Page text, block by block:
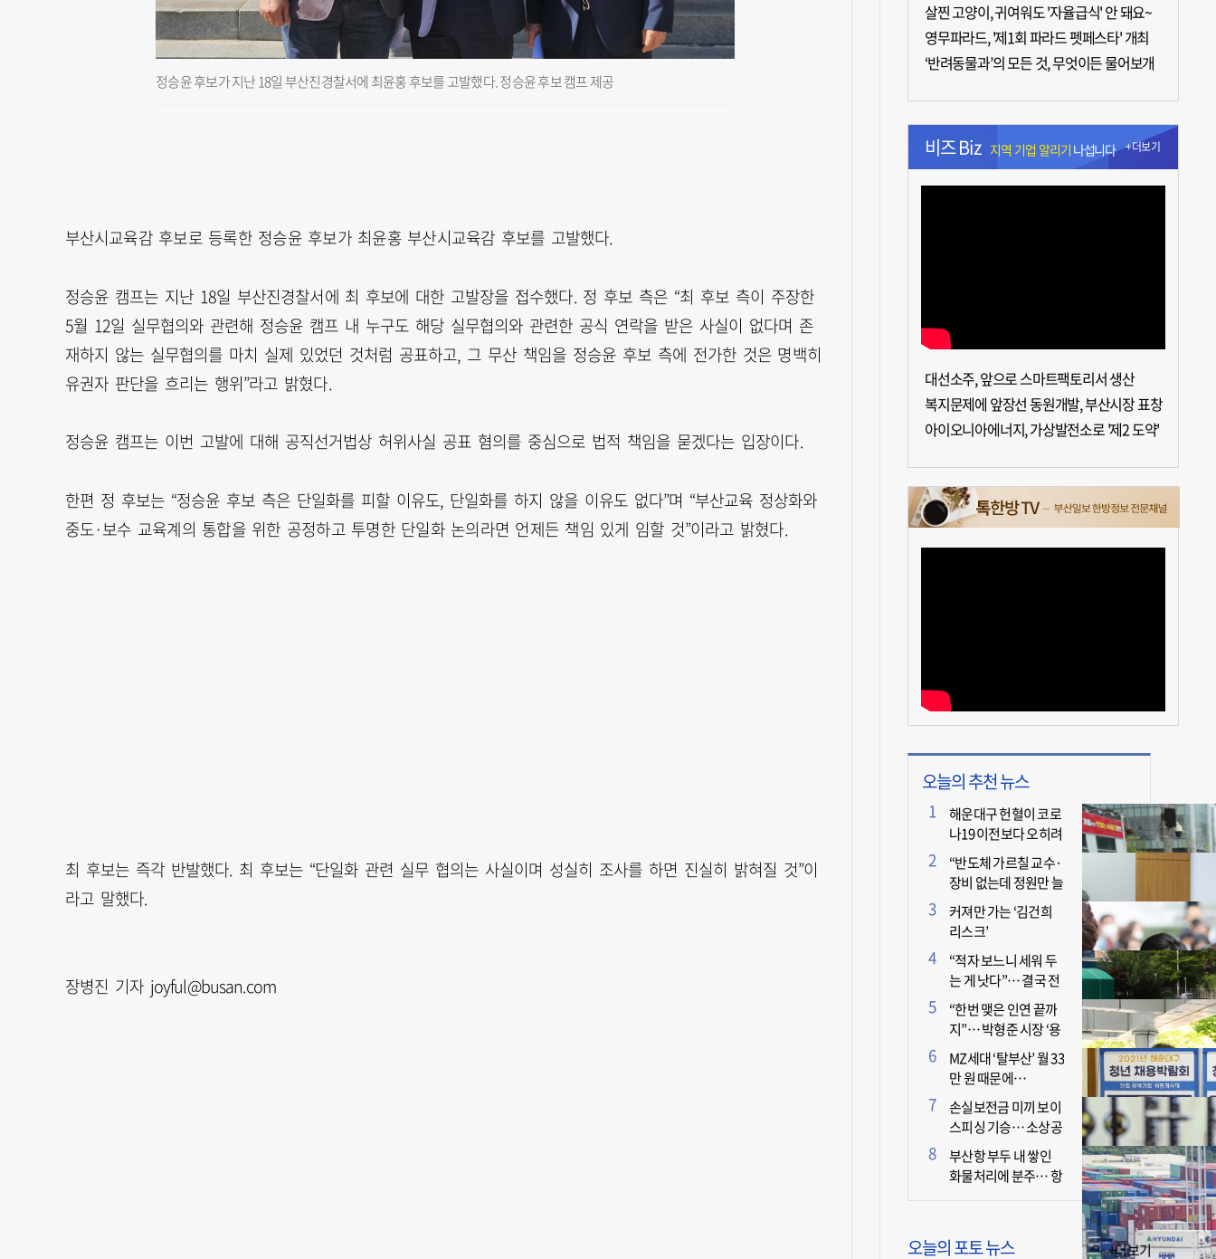
정승윤 후보가 지난 18일 부산진경찰서에 최윤홍 후보를 고발했다. 정승윤 후보 캠프 제공
부산시교육감 후보로 등록한 정승윤 후보가 최윤홍 부산시교육감 후보를 고발했다.
정승윤 캠프는 지난 18일 부산진경찰서에 최 후보에 대한 고발장을 접수했다. 정 후보 측은 “최 후보 측이 주장한
5월 12일 실무협의와 관련해 정승윤 캠프 내 누구도 해당 실무협의와 관련한 공식 연락을 받은 사실이 없다며 존
재하지 않는 실무협의를 마치 실제 있었던 것처럼 공표하고, 그 무산 책임을 정승윤 후보 측에 전가한 것은 명백히
유권자 판단을 흐리는 행위”라고 밝혔다.
정승윤 캠프는 이번 고발에 대해 공직선거법상 허위사실 공표 혐의를 중심으로 법적 책임을 묻겠다는 입장이다.
한편 정 후보는 “정승윤 후보 측은 단일화를 피할 이유도, 단일화를 하지 않을 이유도 없다”며 “부산교육 정상화와
중도·보수 교육계의 통합을 위한 공정하고 투명한 단일화 논의라면 언제든 책임 있게 임할 것”이라고 밝혔다.
최 후보는 즉각 반발했다. 최 후보는 “단일화 관련 실무 협의는 사실이며 성실히 조사를 하면 진실히 밝혀질 것”이
라고 말했다.
장병진 기자 joyful@busan.com
살찐 고양이, 귀여워도 '자율급식' 안 돼요~
영무파라드, '제1회 파라드 펫페스타' 개최
‘반려동물과’의 모든 것, 무엇이든 물어보개
비즈 Biz 지역 기업 알리기 나섭니다 +더보기
대선소주, 앞으로 스마트팩토리서 생산
복지문제에 앞장선 동원개발, 부산시장 표창
아이오니아에너지, 가상발전소로 '제2 도약'
오늘의 추천 뉴스
해운대구 헌혈이 코로
나19 이전보다 오히려
더 늘어난 이유는?
“반도체 가르칠 교수·
장비 없는데 정원만 늘
리면 뭐 하나”
커져만 가는 ‘김건희
리스크’
“적자 보느니 세워 두
는 게 낫다”… 결국 전
면 휴업 선언한 택시회
사
“한번 맺은 인연 끝까
지”… 박형준 시장 ‘용
인술’ 주목
MZ세대 ‘탈부산’ 월 33
만 원 때문에…
손실보전금 미끼 보이
스피싱 기승… 소상공
인 두 번 운다
부산항 부두 내 쌓인
화물처리에 분주… 항
오늘의 포토 뉴스 +더보기